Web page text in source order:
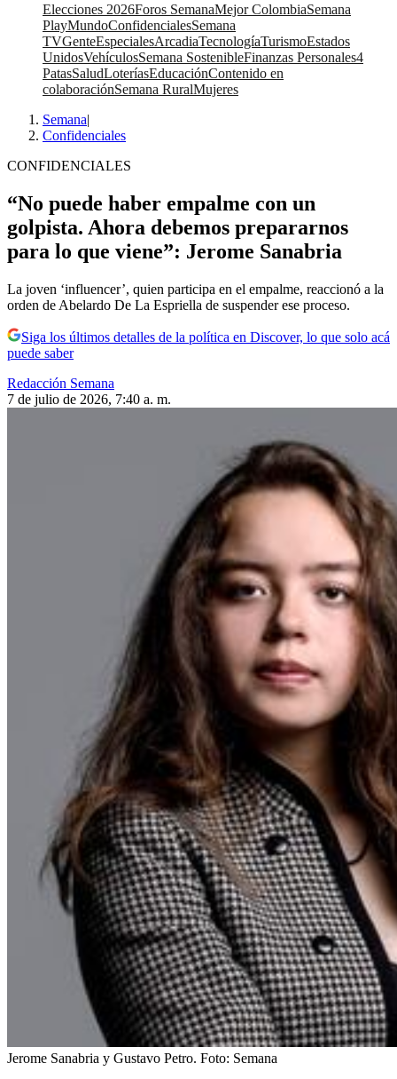
Elecciones 2026Foros SemanaMejor ColombiaSemana
PlayMundoConfidencialesSemana
TVGenteEspecialesArcadiaTecnologíaTurismoEstados
UnidosVehículosSemana SostenibleFinanzas Personales4
PatasSaludLoteríasEducaciónContenido en
colaboraciónSemana RuralMujeres
Semana|
Confidenciales
CONFIDENCIALES
“No puede haber empalme con un
golpista. Ahora debemos prepararnos
para lo que viene”: Jerome Sanabria
La joven ‘influencer’, quien participa en el empalme, reaccionó a la
orden de Abelardo De La Espriella de suspender ese proceso.
Siga los últimos detalles de la política en Discover, lo que solo acá
puede saber
Redacción Semana
7 de julio de 2026, 7:40 a. m.
Jerome Sanabria y Gustavo Petro. Foto: Semana